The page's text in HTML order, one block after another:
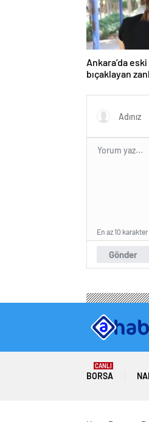
Ankara’da
bıçaklayan
Gönder
En az 10
BORSA
CANLI